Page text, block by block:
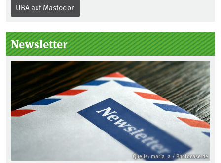
„Boden des Jahres“ vorgestellt. Das UBA
Kuratorium, wie wird der Boden des
Jahres ausgewählt und was passiert
eigentlich während eines solchen
Bodenjahres? Infos dazu gibt es im
aktuellen Podcast „Soilcast“. Jetzt
reinhören:
https://soilcast.de/interview/sc202-
interview-die-kuer-der-krume/
UBA auf Mastodon
Newsletter
Quelle: maria_a / Photocase.de